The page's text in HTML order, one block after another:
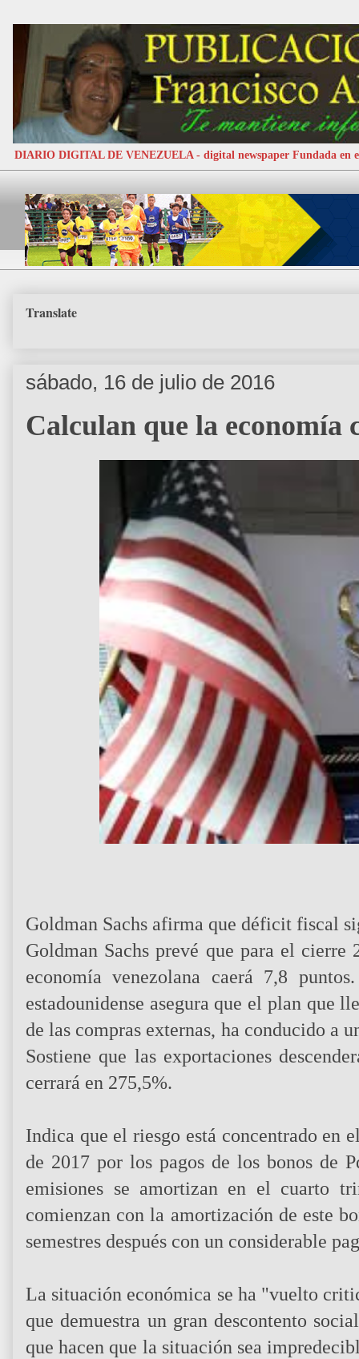
DIARIO DIGITAL DE VENEZUELA - digital newspaper Fundada en
Translate
sábado, 16 de julio de 2016
Calculan que la economía
Goldman Sachs afirma que déficit fiscal
Goldman Sachs prevé que para el
economía venezolana caerá 7,8
estadounidense asegura que el plan que
de las compras externas, ha conducido a
Sostiene que las exportaciones
cerrará en 275,5%.
Indica que el riesgo está concentrado en
de 2017 por los pagos de los bonos de
emisiones se amortizan en el cuarto
comienzan con la amortización de este
semestres después con un considerable
La situación económica se ha "vuelto
que demuestra un gran descontento
que hacen que la situación sea